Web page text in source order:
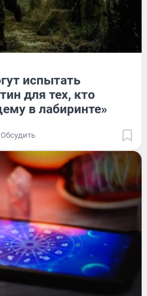
испытать
для тех, кто
в лабиринте»
Обсудить